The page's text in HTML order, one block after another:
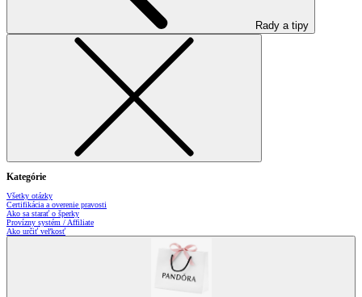
Rady a tipy
Kategórie
Všetky otázky
Certifikácia a overenie pravosti
Ako sa starať o šperky
Provízny systém / Affiliate
Ako určiť veľkosť